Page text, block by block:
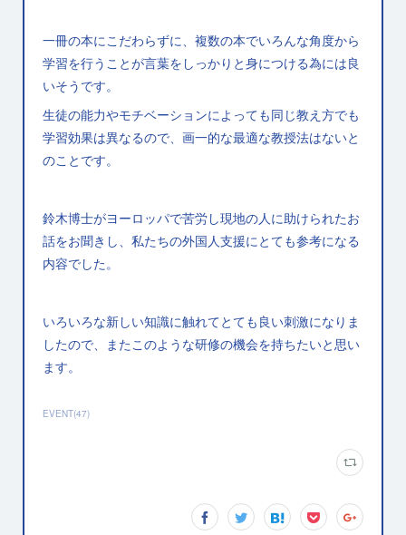
一冊の本にこだわらずに、複数の本でいろんな角度から
学習を行うことが言葉をしっかりと身につける為には良
いそうです。
生徒の能力やモチベーションによっても同じ教え方でも
学習効果は異なるので、画一的な最適な教授法はないと
のことです。
鈴木博士がヨーロッパで苦労し現地の人に助けられたお
話をお聞きし、私たちの外国人支援にとても参考になる
内容でした。
いろいろな新しい知識に触れてとても良い刺激になりま
したので、またこのような研修の機会を持ちたいと思い
ます。
EVENT(47)